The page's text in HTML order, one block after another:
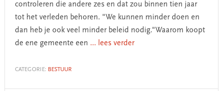
controleren die andere zes en dat zou binnen tien jaar
tot het verleden behoren. "We kunnen minder doen en
dan heb je ook veel minder beleid nodig."Waarom koopt
de ene gemeente een ... lees verder
CATEGORIE: BESTUUR